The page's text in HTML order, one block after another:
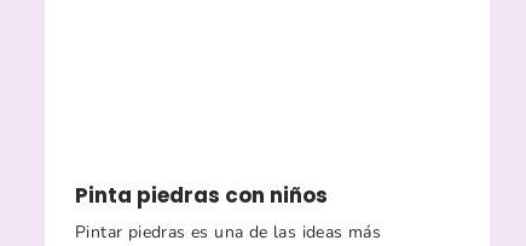
Pinta piedras con niños
Pintar piedras es una de las ideas más